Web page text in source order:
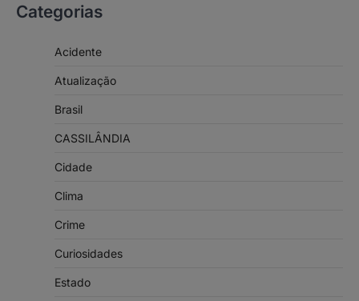
Categorias
Acidente
Atualização
Brasil
CASSILÂNDIA
Cidade
Clima
Crime
Curiosidades
Estado